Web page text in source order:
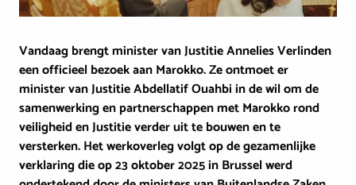
Vandaag brengt minister van Justitie Annelies Verlinden
een officieel bezoek aan Marokko. Ze ontmoet er
minister van Justitie Abdellatif Ouahbi in de wil om de
samenwerking en partnerschappen met Marokko rond
veiligheid en Justitie verder uit te bouwen en te
versterken. Het werkoverleg volgt op de gezamenlijke
verklaring die op 23 oktober 2025 in Brussel werd